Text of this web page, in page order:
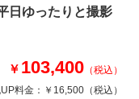
（埼玉）
日ゆったりと撮影
￥ 103,400 （税込）
料金： ￥16,500 （税込）